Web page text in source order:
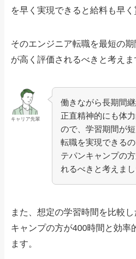
を早く実現できると給料も早く
そのエンジニア転職を最短の
が高く評価されるべきと考えま
キャリア先輩
働きながら長期間継
正直精神的にも体
ので、学習期間が
転職を実現できる
テパンキャンプの
れるべきと考えまし
また、想定の学習時間を比較
キャンプの方が400時間と効率
ます。